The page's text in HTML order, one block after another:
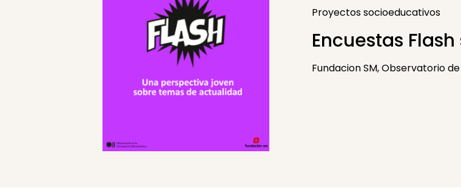
Proyectos socioeducativos
Encuestas
Fundacion SM, Observatorio